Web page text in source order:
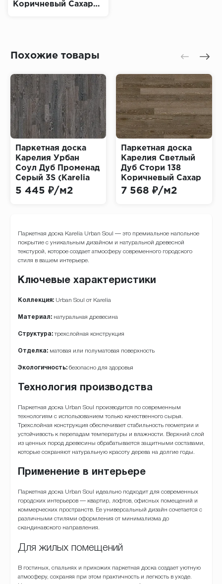
Коричневый Сахар
Похожие товары
Паркетная доска
Карелия Урбан
Соул Дуб Променад
Серый 3S (Karelia
Urban Soul Oak
5 445 ₽/м2
Паркетная доска
Карелия Светлый
Дуб Стори 138
Коричневый Сахар
(Karelia Light Oak
7 568 ₽/м2
Паркетная доска Karelia Urban Soul — это премиальное напольное
покрытие с уникальным дизайном и натуральной древесной
текстурой, которое создает атмосферу современного городского
стиля в вашем интерьере.
Ключевые характеристики
Коллекция:Urban Soul от Karelia
Материал:натуральная древесина
Структура:трехслойная конструкция
Отделка:матовая или полуматовая поверхность
Экологичность:безопасно для здоровья
Технология производства
Паркетная доска Urban Soul производится по современным
технологиям с использованием только качественного сырья.
Трехслойная конструкция обеспечивает стабильность геометрии и
устойчивость к перепадам температуры и влажности. Верхний слой
из ценных пород древесины обрабатывается защитными составами,
которые сохраняют натуральную красоту дерева на долгие годы.
Применение в интерьере
Паркетная доска Urban Soul идеально подходит для современных
городских интерьеров — квартир, лофтов, офисных помещений и
коммерческих пространств. Ее универсальный дизайн сочетается с
различными стилями оформления от минимализма до
скандинавского направления.
Для жилых помещений
В гостиных, спальнях и прихожих паркетная доска создает уютную
атмосферу, сохраняя при этом практичность и легкость в уходе.